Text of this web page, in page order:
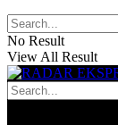
No Result
View All Result